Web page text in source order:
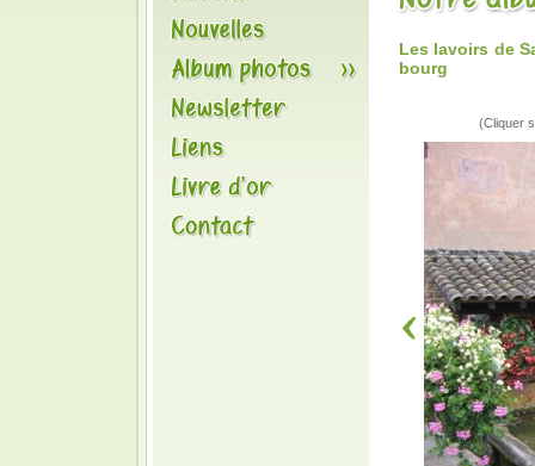
Les lavoirs de
bourg
(Cliquer